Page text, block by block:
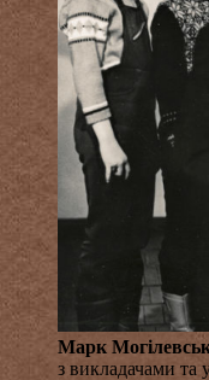
Марк
з викладачами та